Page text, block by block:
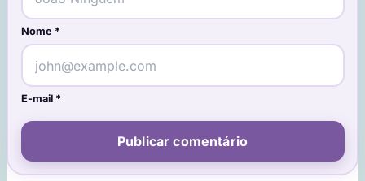
Nome *
E-mail *